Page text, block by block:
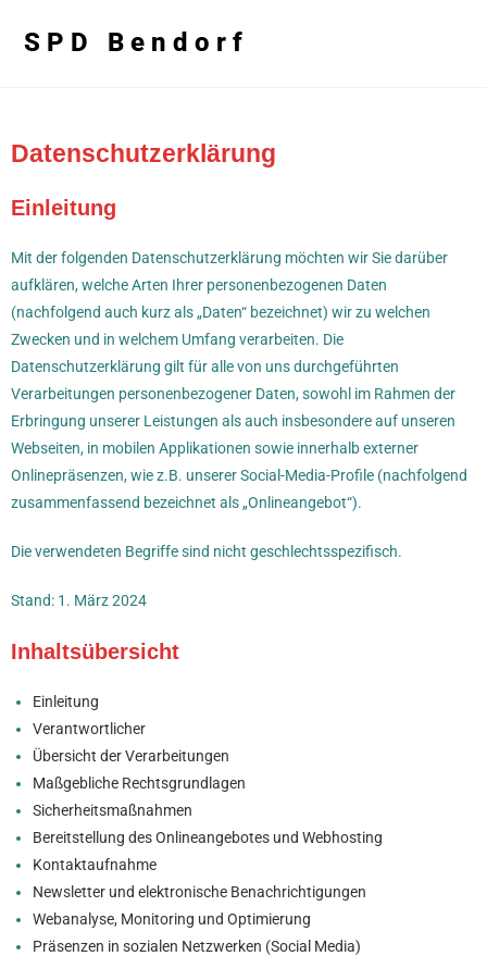
SPD Bendorf
Datenschutzerklärung
Einleitung
Mit der folgenden Datenschutzerklärung möchten wir Sie darüber
aufklären, welche Arten Ihrer personenbezogenen Daten
(nachfolgend auch kurz als „Daten“ bezeichnet) wir zu welchen
Zwecken und in welchem Umfang verarbeiten. Die
Datenschutzerklärung gilt für alle von uns durchgeführten
Verarbeitungen personenbezogener Daten, sowohl im Rahmen der
Erbringung unserer Leistungen als auch insbesondere auf unseren
Webseiten, in mobilen Applikationen sowie innerhalb externer
Onlinepräsenzen, wie z.B. unserer Social-Media-Profile (nachfolgend
zusammenfassend bezeichnet als „Onlineangebot“).
Die verwendeten Begriffe sind nicht geschlechtsspezifisch.
Stand: 1. März 2024
Inhaltsübersicht
Einleitung
Verantwortlicher
Übersicht der Verarbeitungen
Maßgebliche Rechtsgrundlagen
Sicherheitsmaßnahmen
Bereitstellung des Onlineangebotes und Webhosting
Kontaktaufnahme
Newsletter und elektronische Benachrichtigungen
Webanalyse, Monitoring und Optimierung
Präsenzen in sozialen Netzwerken (Social Media)